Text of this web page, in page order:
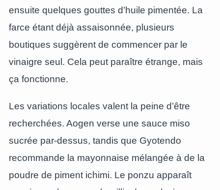
ensuite quelques gouttes d’huile pimentée. La
farce étant déjà assaisonnée, plusieurs
boutiques suggèrent de commencer par le
vinaigre seul. Cela peut paraître étrange, mais
ça fonctionne.
Les variations locales valent la peine d’être
recherchées. Aogen verse une sauce miso
sucrée par-dessus, tandis que Gyotendo
recommande la mayonnaise mélangée à de la
poudre de piment ichimi. Le ponzu apparaît